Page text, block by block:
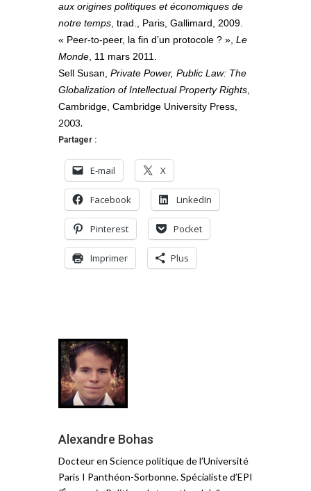
aux origines politiques et économiques de
notre temps, trad., Paris, Gallimard, 2009.
« Peer-to-peer, la fin d’un protocole ? », Le
Monde, 11 mars 2011.
Sell Susan, Private Power, Public Law: The
Globalization of Intellectual Property Rights,
Cambridge, Cambridge University Press,
2003.
Partager :
E-mail X
Facebook LinkedIn
Pinterest Pocket
Imprimer Plus
Alexandre Bohas
Docteur en Science politique de l’Université
Paris I Panthéon-Sorbonne. Spécialiste d’EPI